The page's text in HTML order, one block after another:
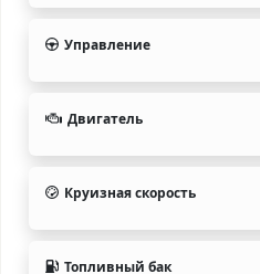
Управление
Двигатель
Круизная скорость
Топливный бак